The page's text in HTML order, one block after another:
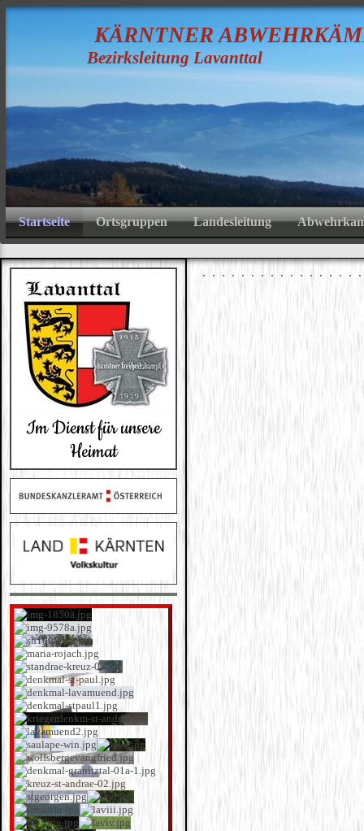
KÄRNTNERA
Bezirksleitung Lavanttal
Startseite Ortsgruppen Landesleitung
Im Dienst für unsere
Heimat